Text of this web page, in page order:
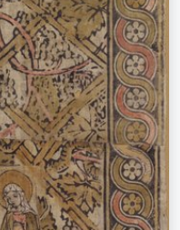
Stehender Akt neben einem
Baum.